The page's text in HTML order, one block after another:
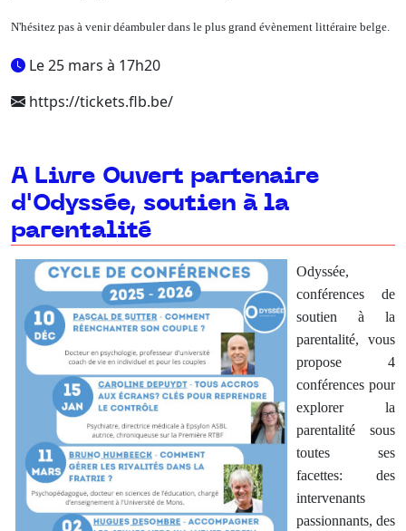
N'hésitez pas à venir déambuler dans le plus grand évènement littéraire belge.
Le 25 mars à 17h20
https://tickets.flb.be/
A Livre Ouvert partenaire
d'Odyssée, soutien à la
parentalité
Odyssée,
conférences de
soutien à la
parentalité, vous
propose 4
conférences pour
explorer la
parentalité sous
toutes ses
facettes: des
intervenants
passionnants, des